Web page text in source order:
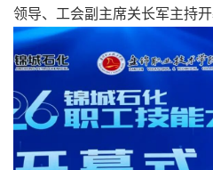
领导、工会副主席关长军主持开